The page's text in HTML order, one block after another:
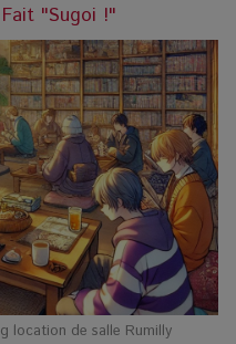
"Sugoi !"
location de salle Rumilly